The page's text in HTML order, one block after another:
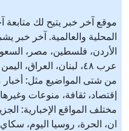
موقع آخر خبر يتيح لك متابعة
المحلية والعالمية. آخر خبر
الأردن، فلسطين، مصر،
عرب ٤٨، لبنان، العراق،
من شتى المواضيع مثل: أخبار
إقتصاد، ثقافة، منوعات وغيرها
مختلف المواقع الإخبارية:
ان، الحرة، روسيا اليوم،